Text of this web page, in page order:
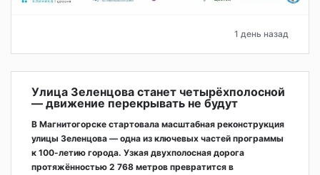
1 день назад
Улица Зеленцова станет четырёхполосной
— движение перекрывать не будут
В Магнитогорске стартовала масштабная реконструкция
улицы Зеленцова — одна из ключевых частей программы
к 100-летию города. Узкая двухполосная дорога
протяжённостью 2 768 метров превратится в